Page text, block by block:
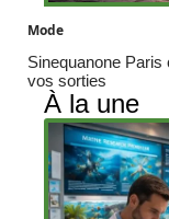
Mode
Sinequanone Paris
vos sorties
À la une